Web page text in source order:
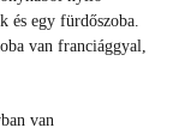
és egy fürdőszoba.
van franciággyal,
van